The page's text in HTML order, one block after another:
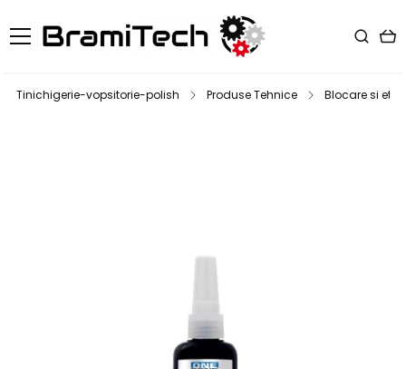
Tinichigerie-vopsitorie-polish Produse Tehnice Blocare si